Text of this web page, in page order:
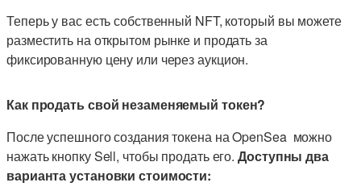
Теперь у вас есть собственный NFT, который вы можете
разместить на открытом рынке и продать за
фиксированную цену или через аукцион.
Как продать свой незаменяемый токен?
После успешного создания токена на OpenSea можно
нажать кнопку Sell, чтобы продать его. Доступны два
варианта установки стоимости: